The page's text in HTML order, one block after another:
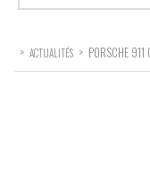
> ACTUALITÉS > PORSCHE 911